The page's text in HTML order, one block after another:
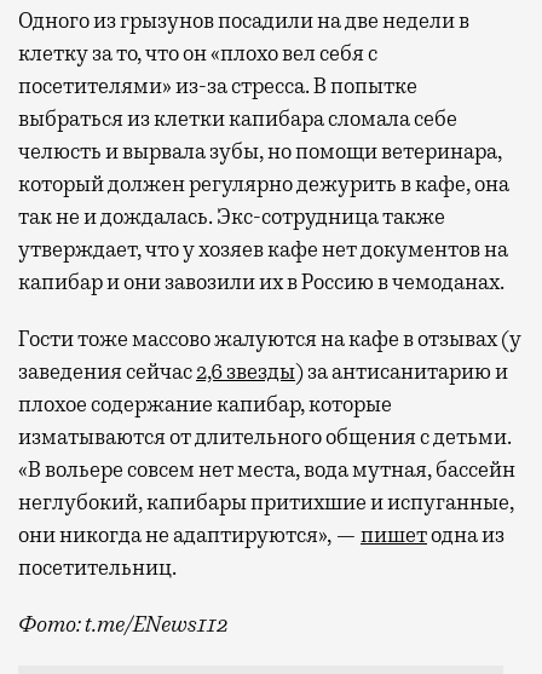
Одного из грызунов посадили на две недели в
клетку за то, что он «плохо вел себя с
посетителями» из-за стресса. В попытке
выбраться из клетки капибара сломала себе
челюсть и вырвала зубы, но помощи ветеринара,
который должен регулярно дежурить в кафе, она
так не и дождалась. Экс-сотрудница также
утверждает, что у хозяев кафе нет документов на
капибар и они завозили их в Россию в чемоданах.
Гости тоже массово жалуются на кафе в отзывах (у
заведения сейчас2,6 звезды) за антисанитарию и
плохое содержание капибар, которые
изматываются от длительного общения с детьми.
«В вольере совсем нет места, вода мутная, бассейн
неглубокий, капибары притихшие и испуганные,
они никогда не адаптируются», — пишетодна из
посетительниц.
Фото: t.me/ENews112